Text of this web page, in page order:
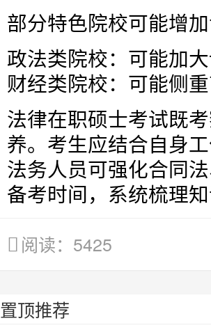
部分特色院校可能增
政法类院校：可能加
财经类院校：可能侧
法律在职硕士考试既
养。考生应结合自身
法务人员可强化合同
备考时间，系统梳理
阅读：5425
置顶推荐